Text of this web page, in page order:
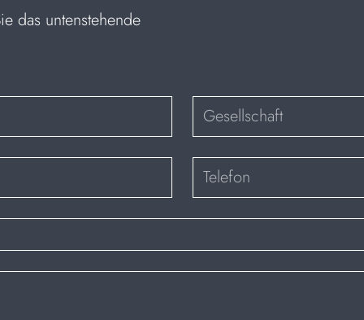
das untenstehende